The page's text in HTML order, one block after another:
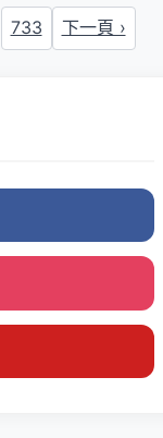
733 下一頁 ›